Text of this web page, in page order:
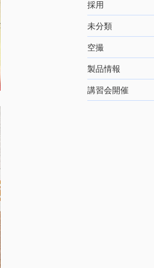
採用
未分類
空撮
製品情報
講習会開催